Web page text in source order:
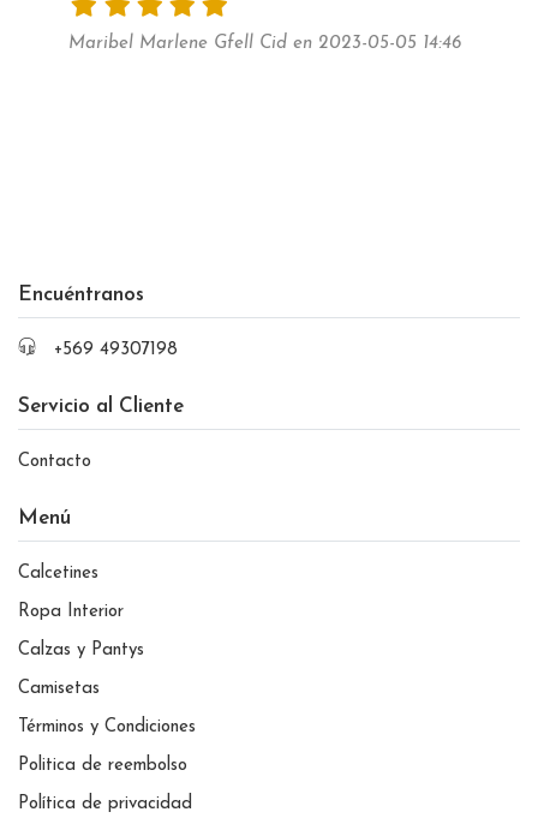
Maribel Marlene Gfell Cid en 2023-05-05 14:46
Encuéntranos
+569 49307198
Servicio al Cliente
Contacto
Menú
Calcetines
Ropa Interior
Calzas y Pantys
Camisetas
Términos y Condiciones
Politica de reembolso
Política de privacidad